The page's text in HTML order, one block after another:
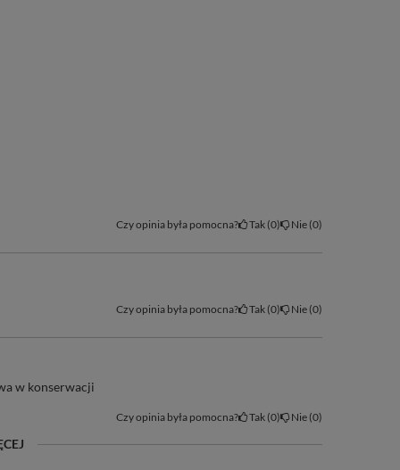
Czy opinia była pomocna? Tak 0 Nie 0
Czy opinia była pomocna? Tak 0 Nie 0
w konserwacji
Czy opinia była pomocna? Tak 0 Nie 0